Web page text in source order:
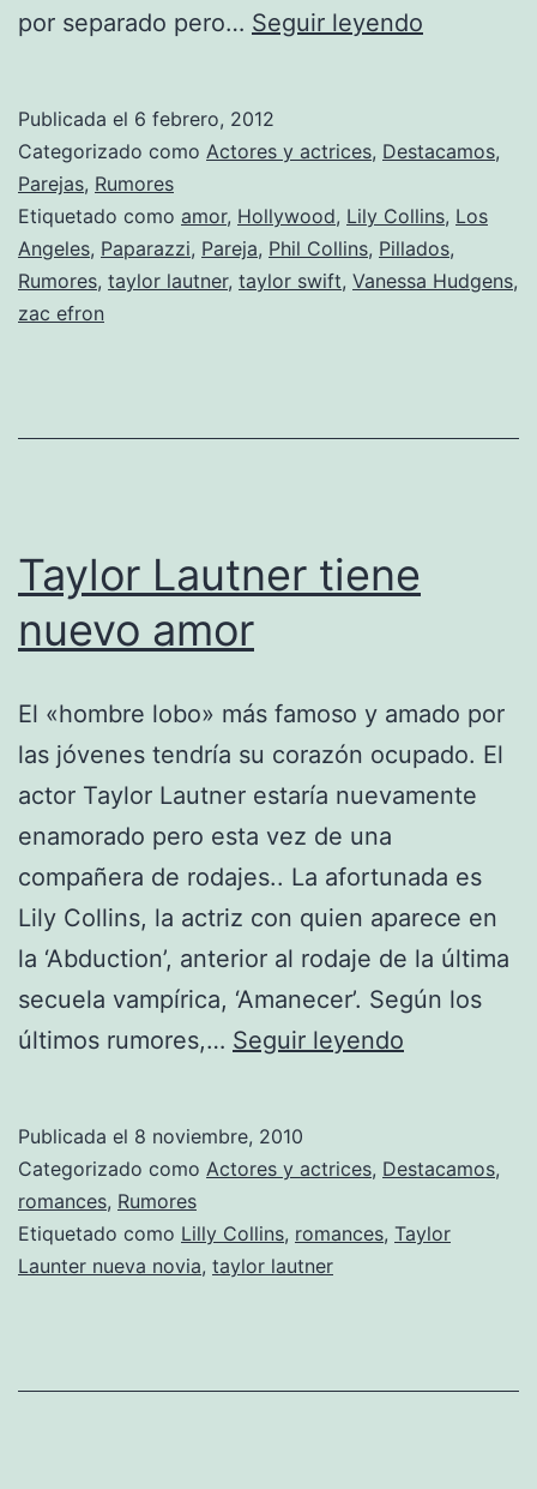
por separado pero… Seguir leyendo
saliendo
Lily
Collins
Publicada el 6 febrero, 2012
Categorizado como Actores y actrices, Destacamos,
Parejas, Rumores
Etiquetado como amor, Hollywood, Lily Collins, Los
Angeles, Paparazzi, Pareja, Phil Collins, Pillados,
Rumores, taylor lautner, taylor swift, Vanessa Hudgens,
zac efron
Taylor Lautner tiene
nuevo amor
El «hombre lobo» más famoso y amado por
las jóvenes tendría su corazón ocupado. El
actor Taylor Lautner estaría nuevamente
enamorado pero esta vez de una
compañera de rodajes.. La afortunada es
Lily Collins, la actriz con quien aparece en
la ‘Abduction’, anterior al rodaje de la última
secuela vampírica, ‘Amanecer’. Según los
últimos rumores,… Seguir leyendo
nuevo
Publicada el 8 noviembre, 2010
Categorizado como Actores y actrices, Destacamos,
romances, Rumores
Etiquetado como Lilly Collins, romances, Taylor
Launter nueva novia, taylor lautner